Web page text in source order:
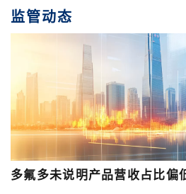
监管动态
多氟多未说明产品营收占比偏